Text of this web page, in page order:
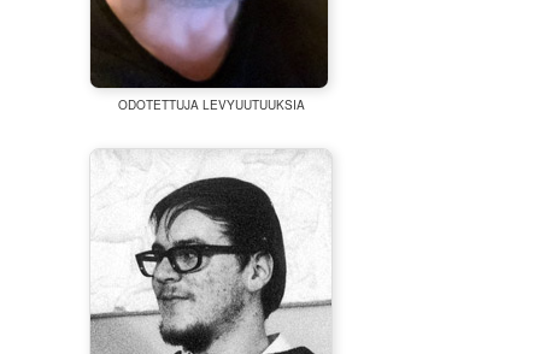
ODOTETTUJA LEVYUUTUUKSIA